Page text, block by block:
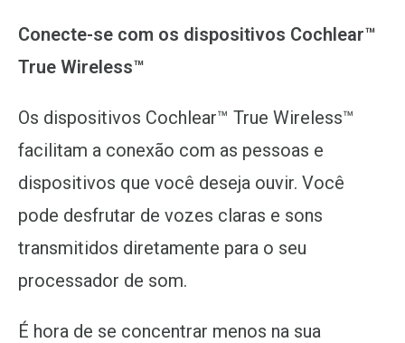
Conecte-se com os dispositivos Cochlear™
True Wireless™
Os dispositivos Cochlear™ True Wireless™
facilitam a conexão com as pessoas e
dispositivos que você deseja ouvir. Você
pode desfrutar de vozes claras e sons
transmitidos diretamente para o seu
processador de som.
É hora de se concentrar menos na sua